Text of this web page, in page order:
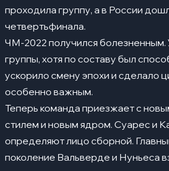
проходила группу, а в России
четвертьфинала.
ЧМ-2022 получился болезненным.
группы, хотя по составу был
ускорило смену эпохи и сделало
особенно важным.
Теперь команда приезжает с
стилем и новым ядром. Суарес и
определяют лицо сборной.
поколение Вальверде и Нуньеса